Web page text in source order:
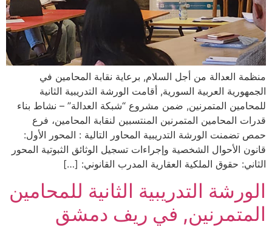
منظمة العدالة من أجل السلام, برعاية نقابة المحامين في
الجمهورية العربية السورية, أقامت الورشة التدريبية الثانية
للمحامين المتمرنين, ضمن مشروع “شبكة العدالة” – نشاط بناء
قدرات المحامين المتمرنين المنتسبين لنقابة المحامين، فرع
حمص تضمنت الورشة التدريبية المحاور التالية : المحور الأول:
قانون الأحوال الشخصية وإجراءات تسجيل الوثائق الثبوتية المحور
الثاني: حقوق الملكية العقارية المدرب القانوني: […]
الورشة التدريبية الثانية للمحامين
المتمرنين, في ريف دمشق